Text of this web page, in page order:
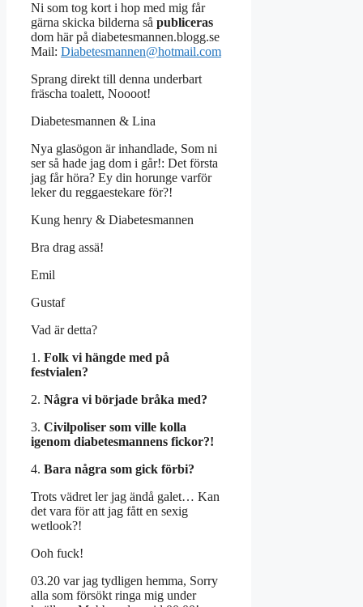
Ni som tog kort i hop med mig får
gärna skicka bilderna så publiceras
dom här på diabetesmannen.blogg.se
Mail: Diabetesmannen@hotmail.com
Sprang direkt till denna underbart
fräscha toalett, Noooot!
Diabetesmannen & Lina
Nya glasögon är inhandlade, Som ni
ser så hade jag dom i går!: Det första
jag får höra? Ey din horunge varför
leker du reggaestekare för?!
Kung henry & Diabetesmannen
Bra drag assä!
Emil
Gustaf
Vad är detta?
1. Folk vi hängde med på
festvialen?
2. Några vi började bråka med?
3. Civilpoliser som ville kolla
igenom diabetesmannens fickor?!
4. Bara några som gick förbi?
Trots vädret ler jag ändå galet… Kan
det vara för att jag fått en sexig
wetlook?!
Ooh fuck!
03.20 var jag tydligen hemma, Sorry
alla som försökt ringa mig under